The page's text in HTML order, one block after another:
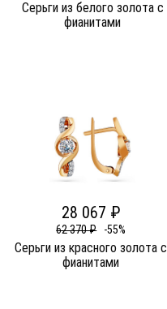
Серьги из белого золота c
фианитами
28 067 ₽
62 370 ₽ -55%
Серьги из красного золота c
фианитами